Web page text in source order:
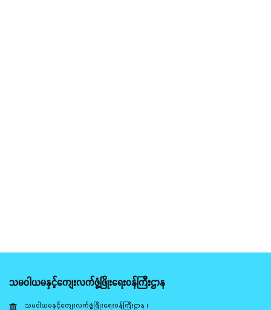
သမဝါယမနှင့်ကျေးလက်ဖွံ့ဖြိုးရေးဝန်ကြီးဌာန
သမဝါယမနှင့်ကျေးလက်ဖွံ့ဖြိုးရေးဝန်ကြီးဌာန ၊